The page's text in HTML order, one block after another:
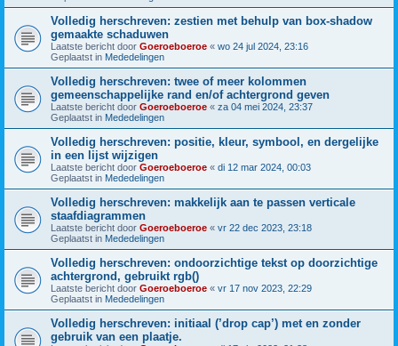
Volledig herschreven: zestien met behulp van box-shadow
gemaakte schaduwen
Laatste bericht door Goeroeboeroe « wo 24 jul 2024, 23:16
Geplaatst in Mededelingen
Volledig herschreven: twee of meer kolommen
gemeenschappelijke rand en/of achtergrond geven
Laatste bericht door Goeroeboeroe « za 04 mei 2024, 23:37
Geplaatst in Mededelingen
Volledig herschreven: positie, kleur, symbool, en dergelijke
in een lijst wijzigen
Laatste bericht door Goeroeboeroe « di 12 mar 2024, 00:03
Geplaatst in Mededelingen
Volledig herschreven: makkelijk aan te passen verticale
staafdiagrammen
Laatste bericht door Goeroeboeroe « vr 22 dec 2023, 23:18
Geplaatst in Mededelingen
Volledig herschreven: ondoorzichtige tekst op doorzichtige
achtergrond, gebruikt rgb()
Laatste bericht door Goeroeboeroe « vr 17 nov 2023, 22:29
Geplaatst in Mededelingen
Volledig herschreven: initiaal (’drop cap’) met en zonder
gebruik van een plaatje.